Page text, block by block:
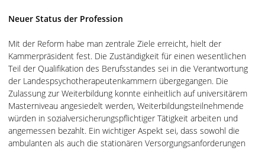
Neuer Status der Profession
Mit der Reform habe man zentrale Ziele erreicht, hielt der
Kammerpräsident fest. Die Zuständigkeit für einen wesentlichen
Teil der Qualifikation des Berufsstandes sei in die Verantwortung
der Landespsychotherapeutenkammern übergegangen. Die
Zulassung zur Weiterbildung konnte einheitlich auf universitärem
Masterniveau angesiedelt werden, Weiterbildungsteilnehmende
würden in sozialversicherungspflichtiger Tätigkeit arbeiten und
angemessen bezahlt. Ein wichtiger Aspekt sei, dass sowohl die
ambulanten als auch die stationären Versorgungsanforderungen